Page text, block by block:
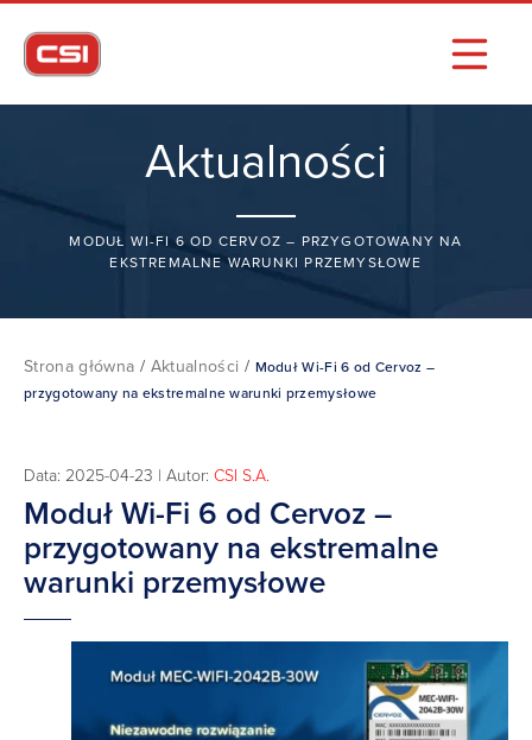
Aktualności
MODUŁ WI-FI 6 OD CERVOZ – PRZYGOTOWANY NA
EKSTREMALNE WARUNKI PRZEMYSŁOWE
Strona główna / Aktualności / Moduł Wi-Fi 6 od Cervoz –
przygotowany na ekstremalne warunki przemysłowe
Data: 2025-04-23 | Autor: CSI S.A.
Moduł Wi-Fi 6 od Cervoz –
przygotowany na ekstremalne
warunki przemysłowe